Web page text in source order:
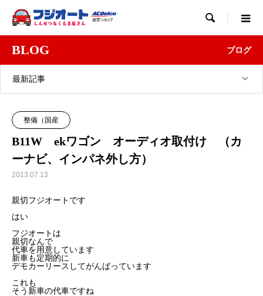

BLOG ブログ
最新記事
整備（国産
B11W ekワゴン オーディオ取付け （カ
ーナビ、インパネ外し方）
2013.07.13
親切フジオートです
はい
フジオートは
親切なんで
代車を用意しています
新車も定期的に
デモカーリースしてがんばっています
これも
そう新車の代車ですね